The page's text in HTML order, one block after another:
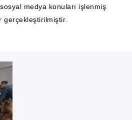
medya konuları işlenmiş
gerçekleştirilmiştir.